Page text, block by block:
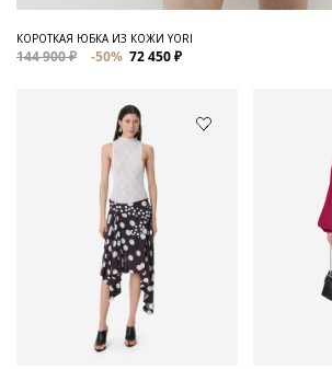
КОРОТКАЯ ЮБКА ИЗ КОЖИ YORI
144 900 ₽ -50% 72 450 ₽